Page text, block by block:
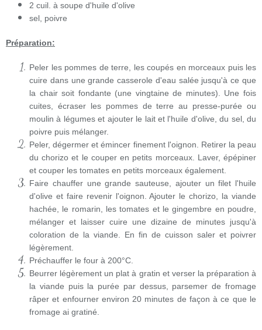
2 cuil. à soupe d'huile d'olive
sel, poivre
Préparation:
Peler les pommes de terre, les coupés en morceaux puis les
cuire dans une grande casserole d'eau salée jusqu'à ce que
la chair soit fondante (une vingtaine de minutes). Une fois
cuites, écraser les pommes de terre au presse-purée ou
moulin à légumes et ajouter le lait et l'huile d'olive, du sel, du
poivre puis mélanger.
Peler, dégermer et émincer finement l'oignon. Retirer la peau
du chorizo et le couper en petits morceaux. Laver, épépiner
et couper les tomates en petits morceaux également.
Faire chauffer une grande sauteuse, ajouter un filet l'huile
d'olive et faire revenir l'oignon. Ajouter le chorizo, la viande
hachée, le romarin, les tomates et le gingembre en poudre,
mélanger et laisser cuire une dizaine de minutes jusqu'à
coloration de la viande. En fin de cuisson saler et poivrer
légèrement.
Préchauffer le four à 200°C.
Beurrer légèrement un plat à gratin et verser la préparation à
la viande puis la purée par dessus, parsemer de fromage
râper et enfourner environ 20 minutes de façon à ce que le
fromage ai gratiné.